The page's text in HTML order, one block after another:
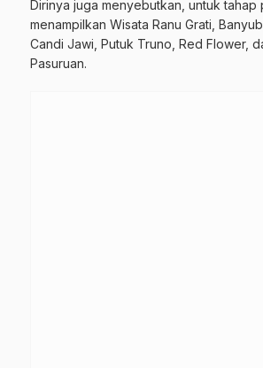
Dirinya juga menyebutkan, untuk tahap
menampilkan Wisata Ranu Grati,
Candi Jawi, Putuk Truno, Red Flower,
Pasuruan.